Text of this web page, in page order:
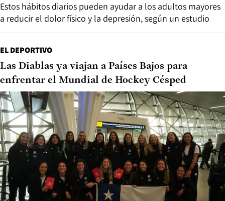
Estos hábitos diarios pueden ayudar a los adultos mayores
a reducir el dolor físico y la depresión, según un estudio
EL DEPORTIVO
Las Diablas ya viajan a Países Bajos para
enfrentar el Mundial de Hockey Césped